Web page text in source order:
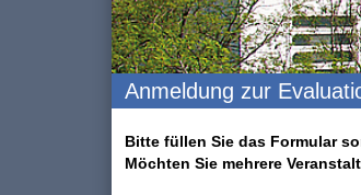
Anmeldung zur
Bitte füllen Sie das Formular
Möchten Sie mehrere